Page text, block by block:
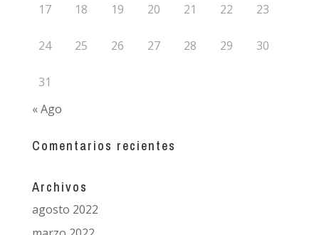
17 18 19 20 21 22 23
24 25 26 27 28 29 30
31
« Ago
Comentarios recientes
Archivos
agosto 2022